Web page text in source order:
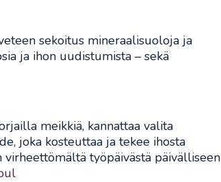
sekoitus mineraalisuoloja ja
ja ihon uudistumista – sekä
meikkiä, kannattaa valita
joka kosteuttaa ja tekee ihosta
virheettömältä työpäivästä päivälliseen